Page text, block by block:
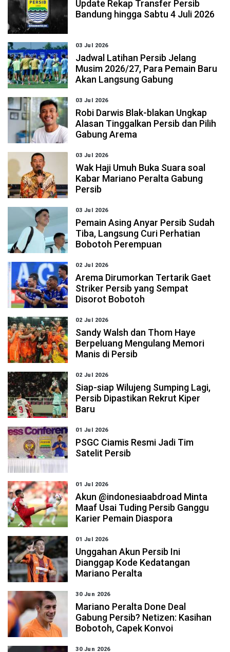
Update Rekap Transfer Persib
Bandung hingga Sabtu 4 Juli 2026
03 Jul 2026
Jadwal Latihan Persib Jelang
Musim 2026/27, Para Pemain Baru
Akan Langsung Gabung
03 Jul 2026
Robi Darwis Blak-blakan Ungkap
Alasan Tinggalkan Persib dan Pilih
Gabung Arema
03 Jul 2026
Wak Haji Umuh Buka Suara soal
Kabar Mariano Peralta Gabung
Persib
03 Jul 2026
Pemain Asing Anyar Persib Sudah
Tiba, Langsung Curi Perhatian
Bobotoh Perempuan
02 Jul 2026
Arema Dirumorkan Tertarik Gaet
Striker Persib yang Sempat
Disorot Bobotoh
02 Jul 2026
Sandy Walsh dan Thom Haye
Berpeluang Mengulang Memori
Manis di Persib
02 Jul 2026
Siap-siap Wilujeng Sumping Lagi,
Persib Dipastikan Rekrut Kiper
Baru
01 Jul 2026
PSGC Ciamis Resmi Jadi Tim
Satelit Persib
01 Jul 2026
Akun @indonesiaabdroad Minta
Maaf Usai Tuding Persib Ganggu
Karier Pemain Diaspora
01 Jul 2026
Unggahan Akun Persib Ini
Dianggap Kode Kedatangan
Mariano Peralta
30 Jun 2026
Mariano Peralta Done Deal
Gabung Persib? Netizen: Kasihan
Bobotoh, Capek Konvoi
30 Jun 2026